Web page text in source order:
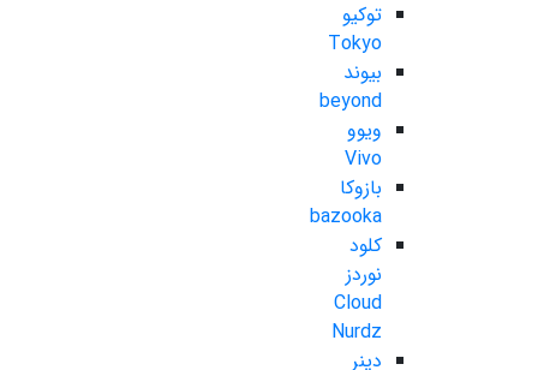
توکیو
Tokyo
بیوند
beyond
ویوو
Vivo
بازوکا
bazooka
کلود
نوردز
Cloud
Nurdz
دینر